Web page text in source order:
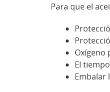
Para que el
Oxígeno
El
Embalar